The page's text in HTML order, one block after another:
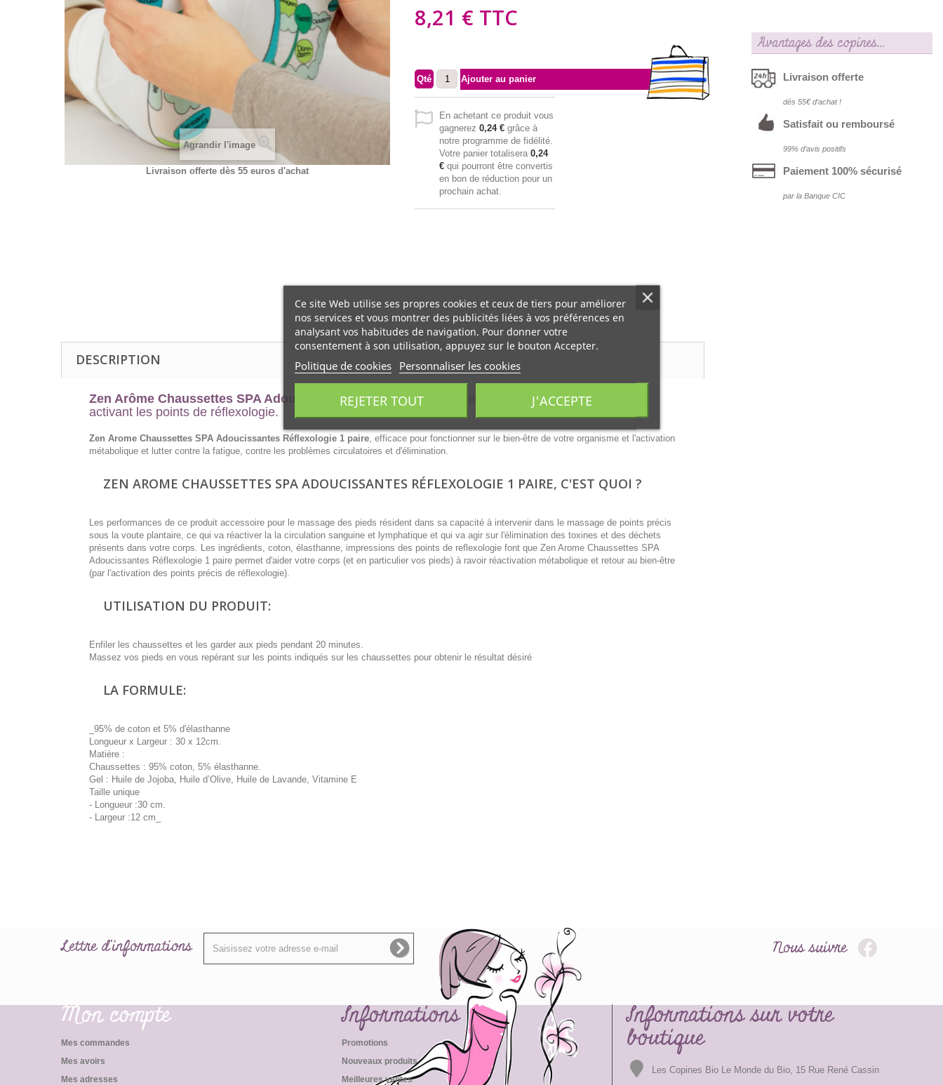
Agrandir l'image
Livraison offerte dès 55 euros d'achat
8,21 € TTC
Qté Ajouter au panier
En achetant ce produit vous
gagnerez 0,24 € grâce à
notre programme de fidélité.
Votre panier totalisera 0,24
€ qui pourront être convertis
en bon de réduction pour un
prochain achat.
Avantages des copines…
Livraison offerte
dés 55€ d‘achat !
Satisfait ou remboursé
99% d‘avis positifs
Paiement 100% sécurisé
par la Banque CIC
DESCRIPTION
Zen Arôme Chaussettes SPA Adoucissantes et Réflexologie
permettent de masser les pieds en
activant les points de réflexologie.
Zen Arome Chaussettes SPA Adoucissantes Réflexologie 1 paire, efficace pour fonctionner sur le bien-être de votre organisme et l'activation
métabolique et lutter contre la fatigue, contre les problèmes circulatoires et d'élimination.
ZEN AROME CHAUSSETTES SPA ADOUCISSANTES RÉFLEXOLOGIE 1 PAIRE, C'EST QUOI ?
Les performances de ce produit accessoire pour le massage des pieds résident dans sa capacité à intervenir dans le massage de points précis
sous la voute plantaire, ce qui va réactiver la la circulation sanguine et lymphatique et qui va agir sur l'élimination des toxines et des déchets
présents dans votre corps. Les ingrédients, coton, élasthanne, impressions des points de reflexologie font que Zen Arome Chaussettes SPA
Adoucissantes Réflexologie 1 paire permet d'aider votre corps (et en particulier vos pieds) à ravoir réactivation métabolique et retour au bien-être
(par l'activation des points précis de réflexologie).
UTILISATION DU PRODUIT:
Enfiler les chaussettes et les garder aux pieds pendant 20 minutes.
Massez vos pieds en vous repérant sur les points indiqués sur les chaussettes pour obtenir le résultat désiré
LA FORMULE:
_95% de coton et 5% d'élasthanne
Longueur x Largeur : 30 x 12cm.
Matière :
Chaussettes : 95% coton, 5% élasthanne.
Gel : Huile de Jojoba, Huile d’Olive, Huile de Lavande, Vitamine E
Taille unique
- Longueur :30 cm.
- Largeur :12 cm_
Ce site Web utilise ses propres cookies et ceux de tiers pour améliorer
nos services et vous montrer des publicités liées à vos préférences en
analysant vos habitudes de navigation. Pour donner votre
consentement à son utilisation, appuyez sur le bouton Accepter.
Politique de cookies Personnaliser les cookies
REJETER TOUT J'ACCEPTE
Lettre d'informations Nous suivre
Mon compte
Mes commandes
Mes avoirs
Mes adresses
Informations
Promotions
Nouveaux produits
Meilleures ventes
Informations sur votre
boutique
Les Copines Bio Le Monde du Bio, 15 Rue René Cassin